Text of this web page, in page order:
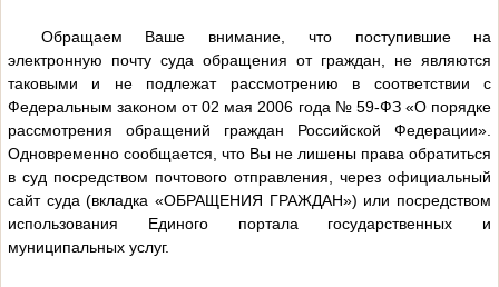
Обращаем Ваше внимание, что поступившие на
электронную почту суда обращения от граждан, не являются
таковыми и не подлежат рассмотрению в соответствии с
Федеральным законом от 02 мая 2006 года № 59-ФЗ «О порядке
рассмотрения обращений граждан Российской Федерации».
Одновременно сообщается, что Вы не лишены права обратиться
в суд посредством почтового отправления, через официальный
сайт суда (вкладка «ОБРАЩЕНИЯ ГРАЖДАН») или посредством
использования Единого портала государственных и
муниципальных услуг.